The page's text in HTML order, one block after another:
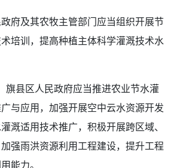
府及其农牧主管部门应当组织开展节
培训，提高种植主体科学灌溉技术水
旗县区人民政府应当推进农业节水灌
与应用，加强开展空中云水资源开发
溉适用技术推广，积极开展跨区域、
强雨洪资源利用工程建设，提升工程
能力。